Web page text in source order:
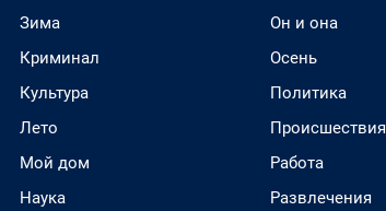
Зима
Криминал
Культура
Лето
Мой дом
Наука
Он и она
Осень
Политика
Происшествия
Работа
Развлечения